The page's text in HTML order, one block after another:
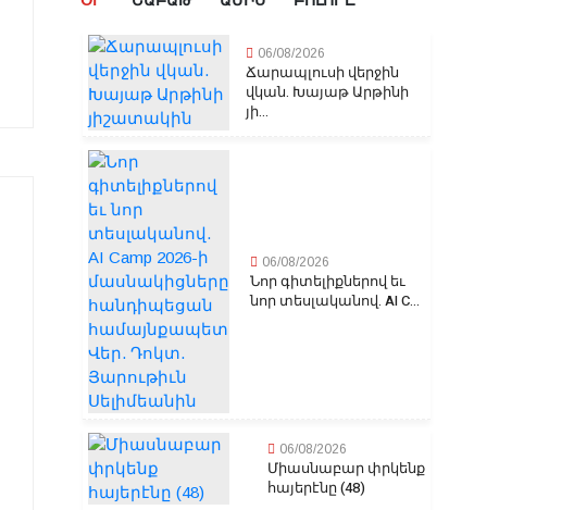
06/08/2026
Ճարապլուսի վերջին
վկան. Խայաթ Արթինի
յի...
06/08/2026
Նոր գիտելիքներով եւ
նոր տեսլականով. AI C...
06/08/2026
Միասնաբար փրկենք
հայերէնը (48)